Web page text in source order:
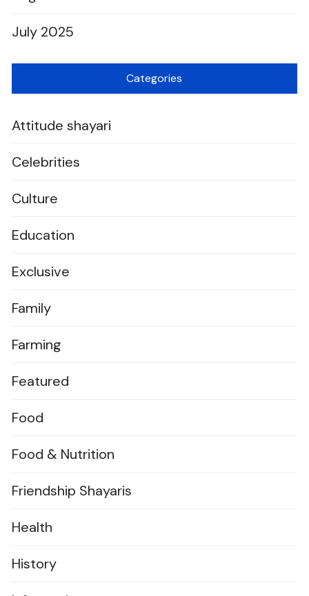
July 2025
Categories
Attitude shayari
Celebrities
Culture
Education
Exclusive
Family
Farming
Featured
Food
Food & Nutrition
Friendship Shayaris
Health
History